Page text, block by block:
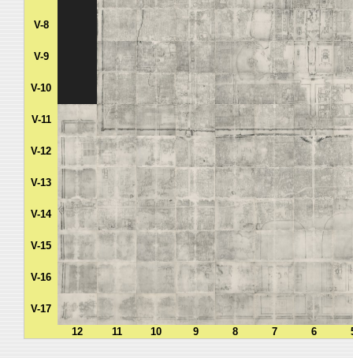
V-8
V-9
V-10
V-11
V-12
V-13
V-14
V-15
V-16
V-17
12
11 10 9 8 7 6